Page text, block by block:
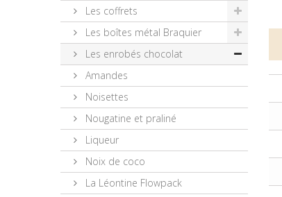
Les coffrets
Les boîtes métal Braquier
Les enrobés chocolat
Amandes
Noisettes
Nougatine et praliné
Liqueur
Noix de coco
La Léontine Flowpack